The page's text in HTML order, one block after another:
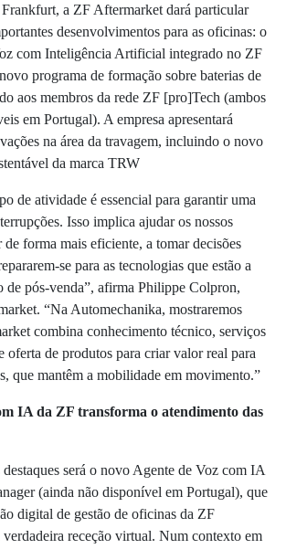
a ZF Aftermarket dará particular
desenvolvimentos para as oficinas: o
com Inteligência Artificial integrado no ZF
programa de formação sobre baterias de
aos membros da rede ZF [pro]Tech (ambos
em Portugal). A empresa apresentará
na área da travagem, incluindo o novo
da marca TRW
de atividade é essencial para garantir uma
Isso implica ajudar os nossos
de forma mais eficiente, a tomar decisões
se para as tecnologias que estão a
de pós-venda”, afirma Philippe Colpron,
“Na Automechanika, mostraremos
combina conhecimento técnico, serviços
oferta de produtos para criar valor real para
que mantêm a mobilidade em movimento.”
IA da ZF transforma o atendimento das
será o novo Agente de Voz com IA
(ainda não disponível em Portugal), que
digital de gestão de oficinas da ZF
receção virtual. Num contexto em